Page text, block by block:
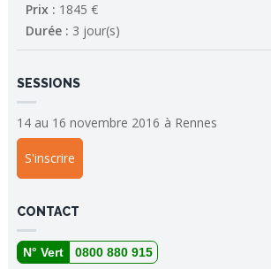
Prix : 1845 €
Durée : 3 jour(s)
SESSIONS
14 au 16 novembre 2016 à Rennes
S'inscrire
CONTACT
N° Vert 0800 880 915